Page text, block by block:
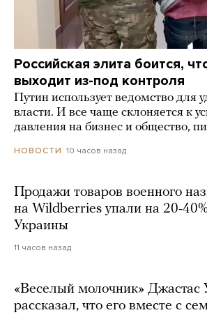
Российская элита боится,
выходит из-под контроля
Путин использует ведомство для
власти. И все чаще склоняется к
давления на бизнес и общество,
НОВОСТИ 10 часов назад
Продажи товаров военного
на Wildberries упали на 20-
Украины
11 часов назад
«Веселый молочник» Джастас
рассказал, что его вместе с